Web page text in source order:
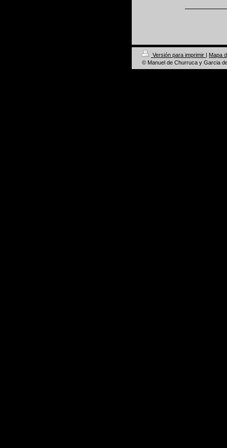
Versión para imprimir | Mapa
© Manuel de Churruca y Garcia